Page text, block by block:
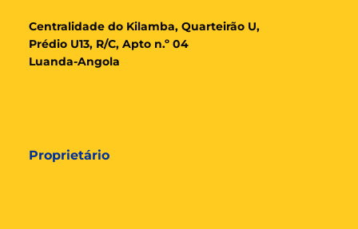
Centralidade do Kilamba, Quarteirão U,
Prédio U13, R/C, Apto n.º 04
Luanda-Angola
Proprietário